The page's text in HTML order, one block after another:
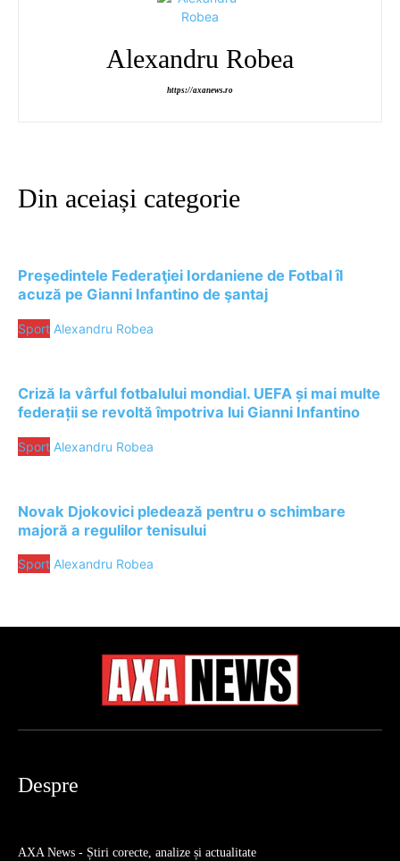
Alexandru Robea
https://axanews.ro
Din aceiași categorie
Preşedintele Federaţiei Iordaniene de Fotbal îl
acuză pe Gianni Infantino de şantaj
Sport Alexandru Robea
Criză la vârful fotbalului mondial. UEFA și mai multe
federații se revoltă împotriva lui Gianni Infantino
Sport Alexandru Robea
Novak Djokovici pledează pentru o schimbare
majoră a regulilor tenisului
Sport Alexandru Robea
Despre
AXA News - Știri corecte, analize și actualitate